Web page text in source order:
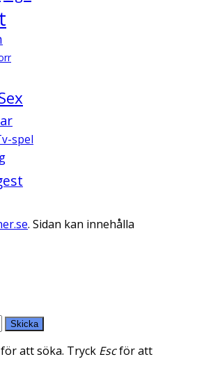
spel
. Sidan kan innehålla
Skicka
att söka. Tryck Escför att